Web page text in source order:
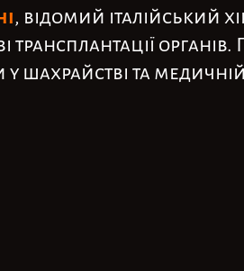
, відомий італійський
трансплантації
шахрайстві та